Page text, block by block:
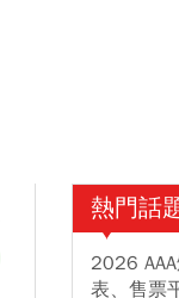
熱門話
2026
表、售票